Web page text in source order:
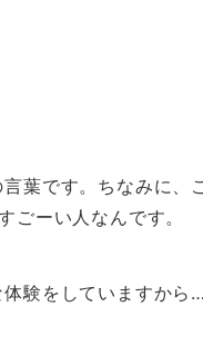
葉です。ちなみに、
ごーい人なんです。
験をしていますから…